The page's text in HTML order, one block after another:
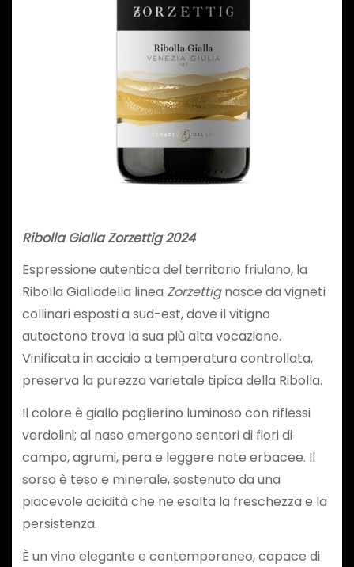
Ribolla Gialla Zorzettig 2024
Espressione autentica del territorio friulano, la
Ribolla Gialladella linea Zorzettignasce da vigneti
collinari esposti a sud-est, dove il vitigno
autoctono trova la sua più alta vocazione.
Vinificata in acciaio a temperatura controllata,
preserva la purezza varietale tipica della Ribolla.
Il colore è giallo paglierino luminoso con riflessi
verdolini; al naso emergono sentori di fiori di
campo, agrumi, pera e leggere note erbacee. Il
sorso è teso e minerale, sostenuto da una
piacevole acidità che ne esalta la freschezza e la
persistenza.
È un vino elegante e contemporaneo, capace di